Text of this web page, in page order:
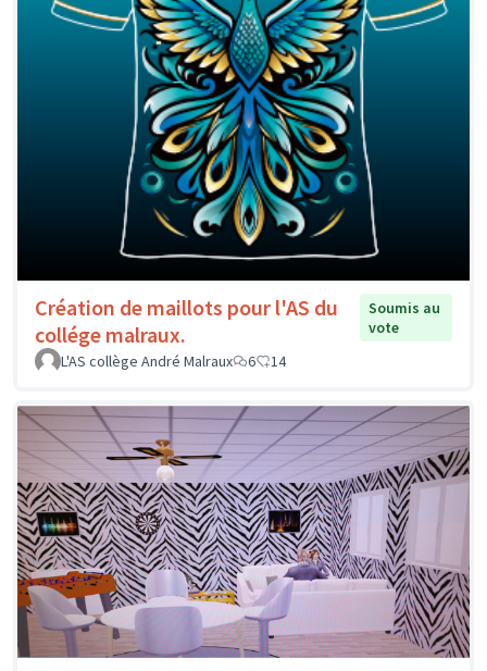
Création de maillots pour l'AS du
collége malraux.
Soumis au
vote
L'AS collège André Malraux
6 14